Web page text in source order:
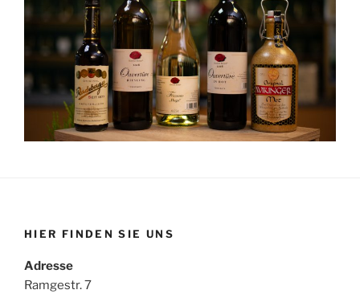
HIER FINDEN SIE UNS
Adresse
Ramgestr. 7